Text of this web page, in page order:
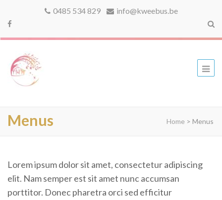
0485 534 829 info@kweebus.be
Menus Home > Menus
Lorem ipsum dolor sit amet, consectetur adipiscing
elit. Nam semper est sit amet nunc accumsan
porttitor. Donec pharetra orci sed efficitur